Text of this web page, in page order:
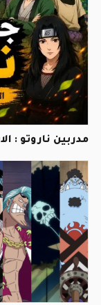
مدربين ناروتو :